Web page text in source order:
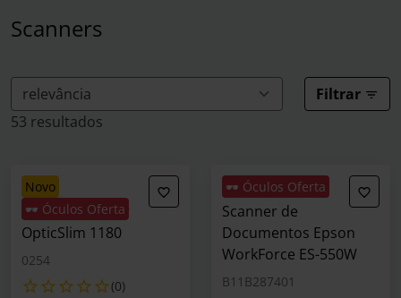
Scanners
Filtrar
53 resultados
novo
🕶️ Óculos Oferta
Plustek Scanner
OpticSlim 1180
0254
(0)
🕶️ Óculos Oferta
Scanner de
Documentos Epson
WorkForce ES-550W
B11B287401